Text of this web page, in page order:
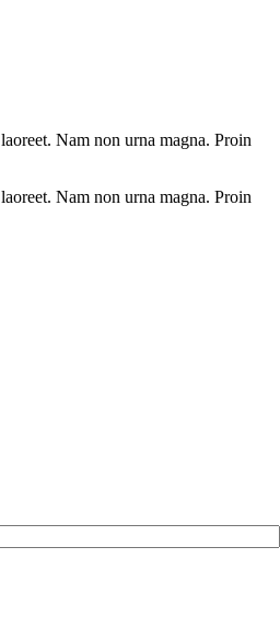
Nam non urna magna. Proin
Nam non urna magna. Proin